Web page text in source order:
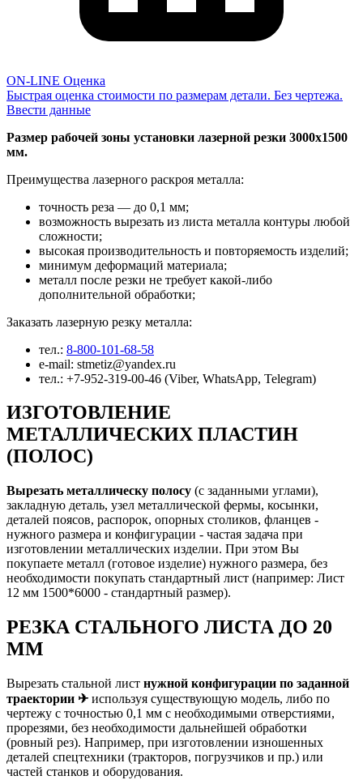
ON-LINE Оценка
Быстрая оценка стоимости по размерам детали. Без чертежа.
Ввести данные
Размер рабочей зоны установки лазерной резки 3000х1500
мм.
Преимущества лазерного раскроя металла:
точность реза — до 0,1 мм;
возможность вырезать из листа металла контуры любой
сложности;
высокая производительность и повторяемость изделий;
минимум деформаций материала;
металл после резки не требует какой-либо
дополнительной обработки;
Заказать лазерную резку металла:
тел.: 8-800-101-68-58
e-mail: stmetiz@yandex.ru
тел.: +7-952-319-00-46 (Viber, WhatsApp, Telegram)
ИЗГОТОВЛЕНИЕ
МЕТАЛЛИЧЕСКИХ ПЛАСТИН
(ПОЛОС)
Вырезать металлическу полосу (с заданными углами),
закладную деталь, узел металлической фермы, косынки,
деталей поясов, распорок, опорных столиков, фланцев -
нужного размера и конфигурации - частая задача при
изготовлении металлических изделии. При этом Вы
покупаете металл (готовое изделие) нужного размера, без
необходимости покупать стандартный лист (например: Лист
12 мм 1500*6000 - стандартный размер).
РЕЗКА СТАЛЬНОГО ЛИСТА ДО 20
ММ
Вырезать стальной лист нужной конфигурации по заданной
траектории ✈ используя существующую модель, либо по
чертежу с точностью 0,1 мм с необходимыми отверстиями,
прорезями, без необходимости дальнейшей обработки
(ровный рез). Например, при изготовлении изношенных
деталей спецтехники (тракторов, погрузчиков и пр.) или
частей станков и оборудования.